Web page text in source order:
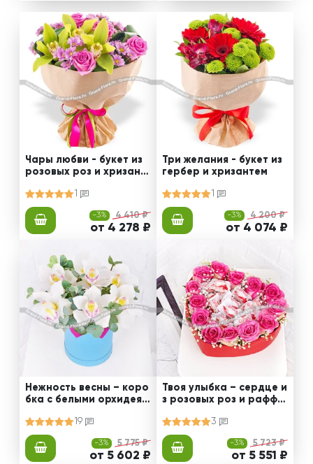
Чары любви - букет из
розовых роз и хризант
1
-3% 4 410 ₽
от 4 278 ₽
Три желания - букет из
гербер и хризантем
1
-3% 4 200 ₽
от 4 074 ₽
Нежность весны – коро
бка с белыми орхидеям
19
-3% 5 775 ₽
от 5 602 ₽
Твоя улыбка – сердце и
з розовых роз и раффа
3
-3% 5 723 ₽
от 5 551 ₽